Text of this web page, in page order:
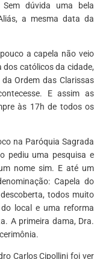
Sem dúvida uma bela
a mesma data da
a capela não veio
dos católicos da cidade,
Ordem das Clarissas
E assim as
às 17h de todos os
na Paróquia Sagrada
pediu uma pesquisa e
nome sim. E até um
Capela do
todos muito
local e uma reforma
A primeira dama, Dra.
Carlos Cipollini foi ver